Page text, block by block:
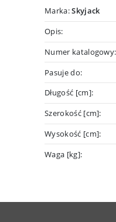
Marka:Skyjack
Opis:
Numer katalogowy:
Pasuje do:
Długość [cm]:
Szerokość [cm]:
Wysokość [cm]:
Waga [kg]: